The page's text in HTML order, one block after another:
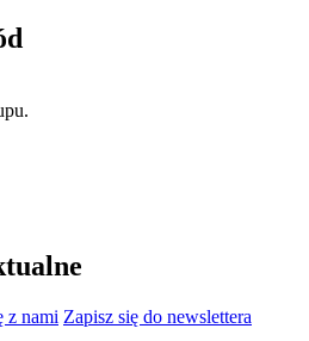
z nami Zapisz się do newslettera